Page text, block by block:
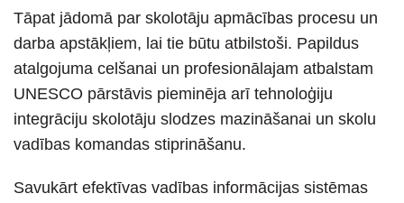
Tāpat jādomā par skolotāju apmācības procesu un
darba apstākļiem, lai tie būtu atbilstoši. Papildus
atalgojuma celšanai un profesionālajam atbalstam
UNESCO pārstāvis pieminēja arī tehnoloģiju
integrāciju skolotāju slodzes mazināšanai un skolu
vadības komandas stiprināšanu.
Savukārt efektīvas vadības informācijas sistēmas